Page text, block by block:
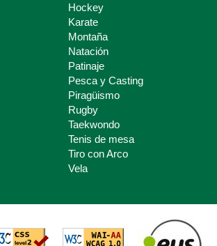
Hockey
Karate
Montaña
Natación
Patinaje
Pesca y Casting
Piragüismo
Rugby
Taekwondo
Tenis de mesa
Tiro con Arco
Vela